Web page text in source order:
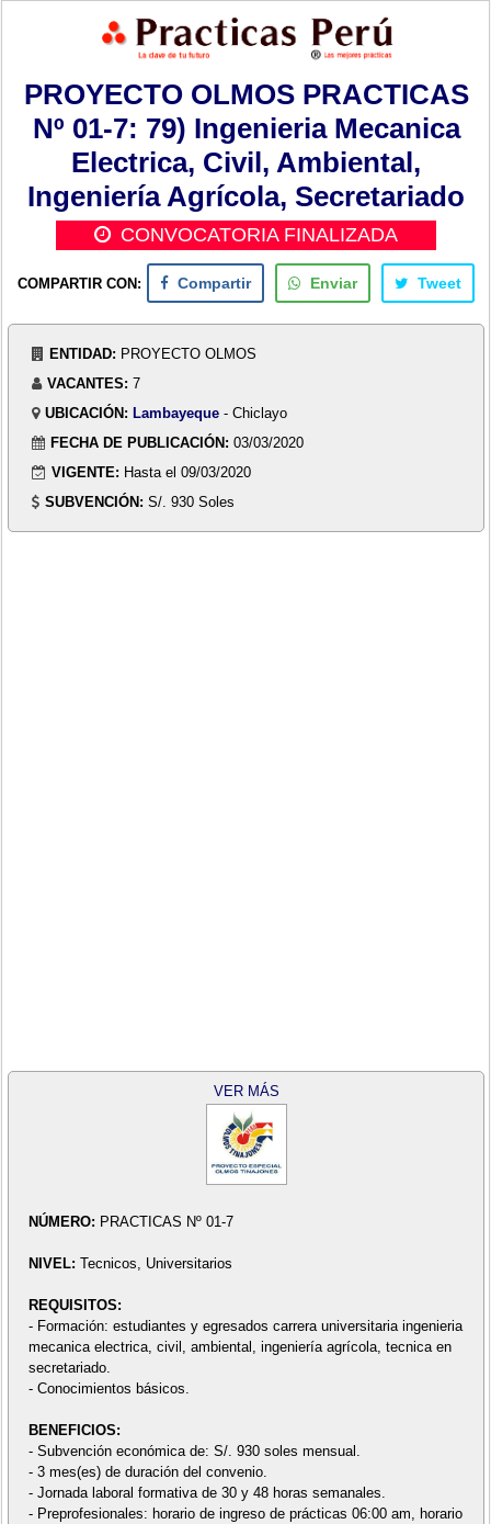
PROYECTO OLMOS PRACTICAS
Nº 01-7: 79) Ingenieria Mecanica
Electrica, Civil, Ambiental,
Ingeniería Agrícola, Secretariado
CONVOCATORIA FINALIZADA
COMPARTIR CON: Compartir Enviar Tweet
ENTIDAD: PROYECTO OLMOS
VACANTES: 7
UBICACIÓN: Lambayeque - Chiclayo
FECHA DE PUBLICACIÓN: 03/03/2020
VIGENTE: Hasta el 09/03/2020
SUBVENCIÓN: S/. 930 Soles
VER MÁS
NÚMERO: PRACTICAS Nº 01-7
NIVEL: Tecnicos, Universitarios
REQUISITOS:
- Formación: estudiantes y egresados carrera universitaria ingenieria
mecanica electrica, civil, ambiental, ingeniería agrícola, tecnica en
secretariado.
- Conocimientos básicos.
BENEFICIOS:
- Subvención económica de: S/. 930 soles mensual.
- 3 mes(es) de duración del convenio.
- Jornada laboral formativa de 30 y 48 horas semanales.
- Preprofesionales: horario de ingreso de prácticas 06:00 am, horario